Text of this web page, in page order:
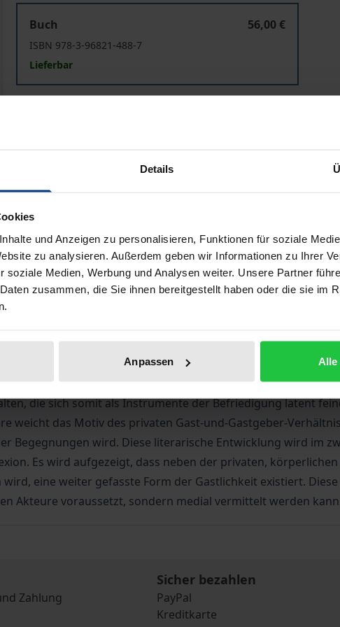
Details
und Anzeigen zu personalisieren, Funktionen für soziale
zu analysieren. Außerdem geben wir Informationen zu Ihrer
soziale Medien, Werbung und Analysen weiter. Unsere Partner
zusammen, die Sie ihnen bereitgestellt haben oder die sie im
Anpassen Alle
Buch
56,00 €
ISBN 978-3-96821-488-7
Lieferbar
Preisangaben inkl. MwSt. Abhängig von der Lieferadresse kann die
Hinweise zu Versandkosten
Bibliografische Angaben
ausgetauscht, sie handeln auch oft davon,
und der Gastlichkeit unterliegt jedoch einem historischen
Wilhelm Raabe als Schwellenfigur in Erscheinung: Indem
steht, verunsichert er sowohl die ihn aufnehmende
aufwirft. Dieses labile Verhältnis lässt sich mit
die sich somit als Instrumente der Befriedigung latent
weicht das Motiv des privaten Gast-und-Gastgeber-
Begegnungen wird. Diese literarische Entwicklung wird im
Es wird aufgezeigt, dass neben der privaten,
eine weiter gefasste Form der Gastlichkeit existiert.
Akteure voraussetzt, sondern medial vermittelt werden
Zahlung
Sicher bezahlen
PayPal
Kreditkarte